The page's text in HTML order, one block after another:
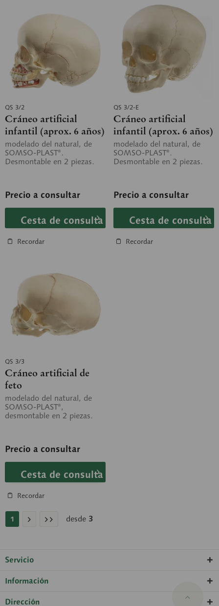
QS 3/2
Cráneo artificial
infantil (aprox. 6 años)
modelado del natural, de
SOMSO-PLAST®.
Desmontable en 2 piezas.
Precio a consultar
Cesta de consulta
Recordar
QS 3/2-E
Cráneo artificial
infantil (aprox. 6 años)
modelado del natural, de
SOMSO-PLAST®.
Desmontable en 2 piezas.
Precio a consultar
Cesta de consulta
Recordar
QS 3/3
Cráneo artificial de
feto
modelado del natural, de
SOMSO-PLAST®,
desmontable en 2 piezas.
Precio a consultar
Cesta de consulta
Recordar
1 desde 3
Servicio
Información
Dirección